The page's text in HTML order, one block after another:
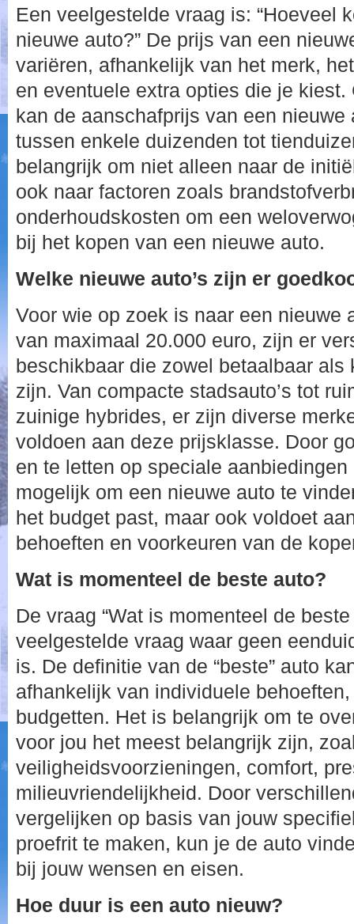
Een veelgestelde vraag is: “Hoeveel
nieuwe auto?” De prijs van een
variëren, afhankelijk van het merk,
en eventuele extra opties die je kiest.
kan de aanschafprijs van een
tussen enkele duizenden tot
belangrijk om niet alleen naar de
ook naar factoren zoals
onderhoudskosten om een
bij het kopen van een nieuwe auto.
Welke nieuwe auto’s zijn er
Voor wie op zoek is naar een nieuwe
van maximaal 20.000 euro, zijn er
beschikbaar die zowel betaalbaar als
zijn. Van compacte stadsauto’s tot
zuinige hybrides, er zijn diverse
voldoen aan deze prijsklasse. Door
en te letten op speciale
mogelijk om een nieuwe auto te
het budget past, maar ook voldoet
behoeften en voorkeuren van de
Wat is momenteel de beste auto?
De vraag “Wat is momenteel de
veelgestelde vraag waar geen
is. De definitie van de “beste” auto
afhankelijk van individuele
budgetten. Het is belangrijk om te
voor jou het meest belangrijk zijn,
veiligheidsvoorzieningen, comfort,
milieuvriendelijkheid. Door
vergelijken op basis van jouw
proefrit te maken, kun je de auto
bij jouw wensen en eisen.
Hoe duur is een auto nieuw?